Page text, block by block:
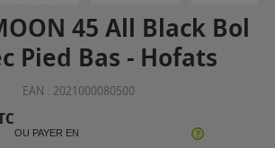
45 All Black Bol
Pied Bas - Hofats
EAN : 2021000080500
OU PAYER EN